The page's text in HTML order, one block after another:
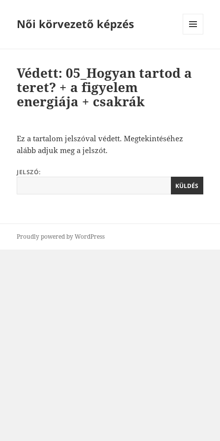
Női körvezető képzés
Védett: 05_Hogyan tartod a
teret? + a figyelem
energiája + csakrák
Ez a tartalom jelszóval védett. Megtekintéséhez
alább adjuk meg a jelszót.
JELSZÓ:
Proudly powered by WordPress